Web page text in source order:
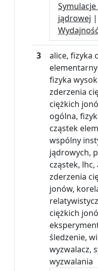
jądrowej |
Wydajność
3
alice, fizyka
fizyka
zderzenia
ciężkich
ogólna,
cząstek
wspólny
jądrowych,
cząstek, lhc,
zderzenia
jonów,
ciężkich
śledzenie,
wyzwalacz,
wyzwalania